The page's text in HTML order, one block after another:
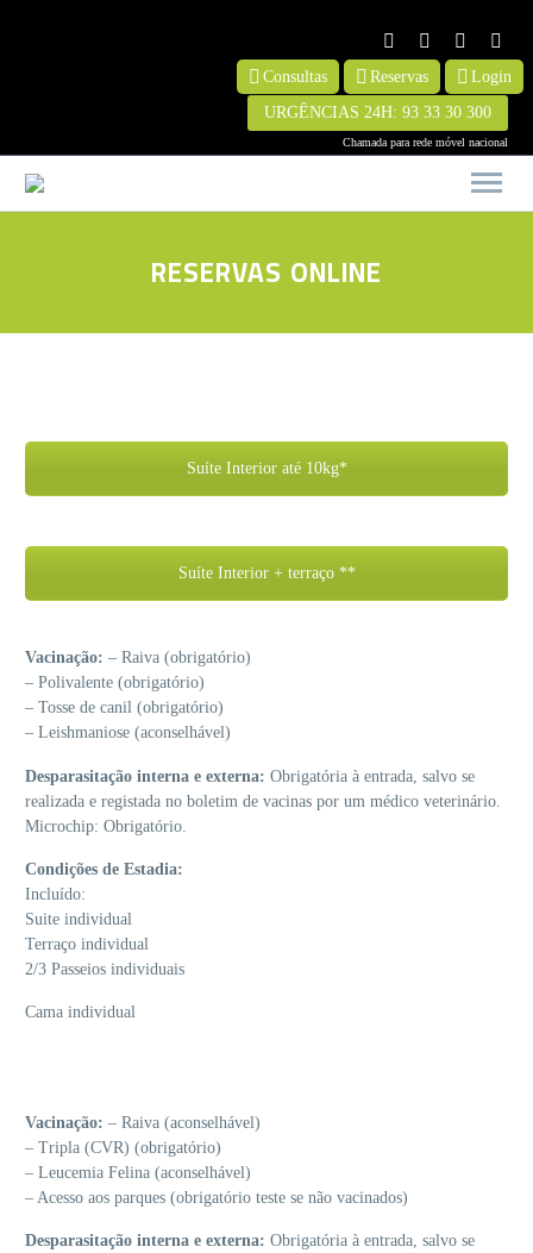
Consultas Reservas
Login
URGÊNCIAS 24H: 93 33 30 300
RESERVAS ONLINE
Suíte Interior até 10kg*
Suíte Interior + terraço **
Vacinação: – Raiva (obrigatório)
– Polivalente (obrigatório)
– Tosse de canil (obrigatório)
– Leishmaniose (aconselhável)
Desparasitação interna e externa: Obrigatória à entrada, salvo se
realizada e registada no boletim de vacinas por um médico veterinário.
Microchip: Obrigatório.
Condições de Estadia:
Incluído:
Suite individual
Terraço individual
2/3 Passeios individuais
Cama individual
Vacinação: – Raiva (aconselhável)
– Tripla (CVR) (obrigatório)
– Leucemia Felina (aconselhável)
– Acesso aos parques (obrigatório teste se não vacinados)
Desparasitação interna e externa: Obrigatória à entrada, salvo se